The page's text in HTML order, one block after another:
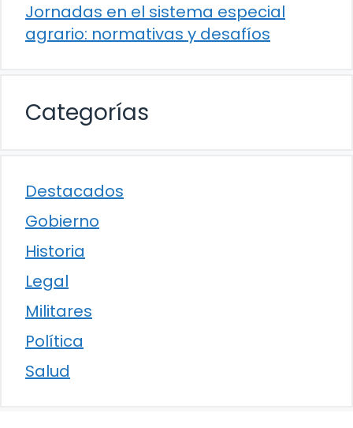
Jornadas en el sistema especial
agrario: normativas y desafíos
Categorías
Destacados
Gobierno
Historia
Legal
Militares
Política
Salud